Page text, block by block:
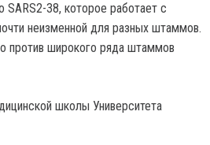
SARS2-38, которое работает с
неизменной для разных штаммов.
против широкого ряда штаммов
школы Университета